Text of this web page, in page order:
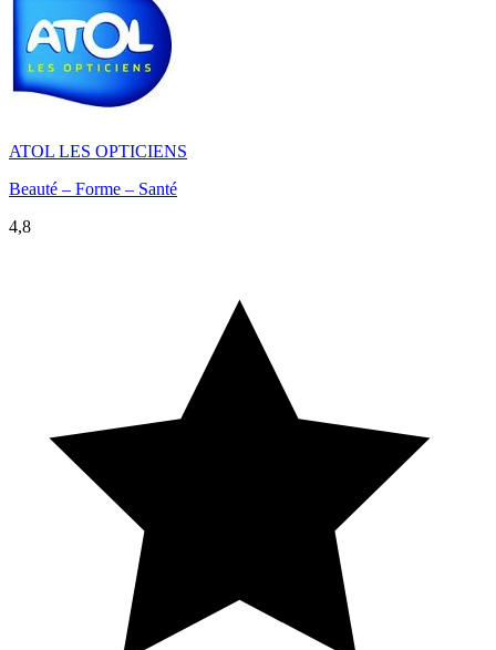
ATOL LES OPTICIENS
Beauté – Forme – Santé
4,8